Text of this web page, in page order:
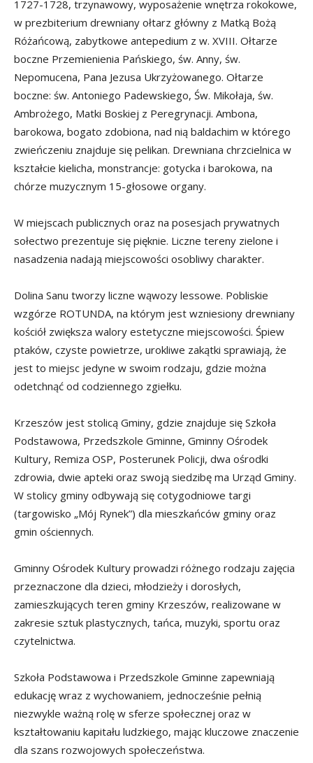
1727-1728, trzynawowy, wyposażenie wnętrza rokokowe,
w prezbiterium drewniany ołtarz główny z Matką Bożą
Różańcową, zabytkowe antepedium z w. XVIII. Ołtarze
boczne Przemienienia Pańskiego, św. Anny, św.
Nepomucena, Pana Jezusa Ukrzyżowanego. Ołtarze
boczne: św. Antoniego Padewskiego, Św. Mikołaja, św.
Ambrożego, Matki Boskiej z Peregrynacji. Ambona,
barokowa, bogato zdobiona, nad nią baldachim w którego
zwieńczeniu znajduje się pelikan. Drewniana chrzcielnica w
kształcie kielicha, monstrancje: gotycka i barokowa, na
chórze muzycznym 15-głosowe organy.
W miejscach publicznych oraz na posesjach prywatnych
sołectwo prezentuje się pięknie. Liczne tereny zielone i
nasadzenia nadają miejscowości osobliwy charakter.
Dolina Sanu tworzy liczne wąwozy lessowe. Pobliskie
wzgórze ROTUNDA, na którym jest wzniesiony drewniany
kościół zwiększa walory estetyczne miejscowości. Śpiew
ptaków, czyste powietrze, urokliwe zakątki sprawiają, że
jest to miejsc jedyne w swoim rodzaju, gdzie można
odetchnąć od codziennego zgiełku.
Krzeszów jest stolicą Gminy, gdzie znajduje się Szkoła
Podstawowa, Przedszkole Gminne, Gminny Ośrodek
Kultury, Remiza OSP, Posterunek Policji, dwa ośrodki
zdrowia, dwie apteki oraz swoją siedzibę ma Urząd Gminy.
W stolicy gminy odbywają się cotygodniowe targi
(targowisko „Mój Rynek”) dla mieszkańców gminy oraz
gmin ościennych.
Gminny Ośrodek Kultury prowadzi różnego rodzaju zajęcia
przeznaczone dla dzieci, młodzieży i dorosłych,
zamieszkujących teren gminy Krzeszów, realizowane w
zakresie sztuk plastycznych, tańca, muzyki, sportu oraz
czytelnictwa.
Szkoła Podstawowa i Przedszkole Gminne zapewniają
edukację wraz z wychowaniem, jednocześnie pełnią
niezwykle ważną rolę w sferze społecznej oraz w
kształtowaniu kapitału ludzkiego, mając kluczowe znaczenie
dla szans rozwojowych społeczeństwa.